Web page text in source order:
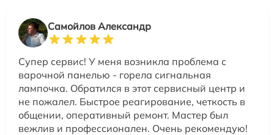
Самойлов Александр
Супер сервис! У меня возникла проблема с
варочной панелью - горела сигнальная
лампочка. Обратился в этот сервисный центр и
не пожалел. Быстрое реагирование, четкость в
общении, оперативный ремонт. Мастер был
вежлив и профессионален. Очень рекомендую!